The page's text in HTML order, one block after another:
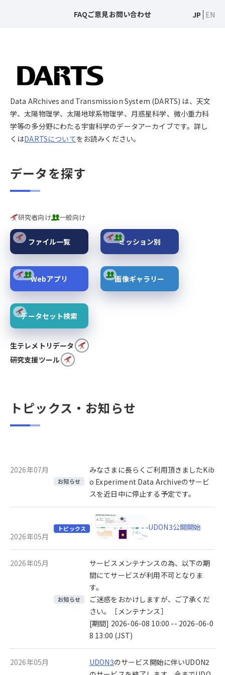
FAQご意見お問い合わせ JP EN
Data ARchives and Transmission System (DARTS) は、天文
学、太陽物理学、太陽地球系物理学、月惑星科学、微小重力科
学等の多分野にわたる宇宙科学のデータアーカイブです。詳し
くはDARTSについてをお読みください。
データを探す
研究者向け 一般向け
ファイル一覧 ミッション別
Webアプリ 画像ギャラリー
データセット検索
生テレメトリデータ
研究支援ツール
トピックス・お知らせ
2026年07月
お知らせ
みなさまに長らくご利用頂きましたKib
o Experiment Data Archiveのサービ
スを近日中に停止する予定です。
2026年05月
トピックス UDON3公開開始
2026年05月
お知らせ
サービスメンテナンスの為、以下の期
間にてサービスが利用不可となりま
す。
ご迷惑をおかけしますが、ご了承くだ
さい。［メンテナンス］
[期間] 2026-06-08 10:00 -- 2026-06-0
8 13:00 (JST)
2026年05月 UDON3のサービス開始に伴いUDON2